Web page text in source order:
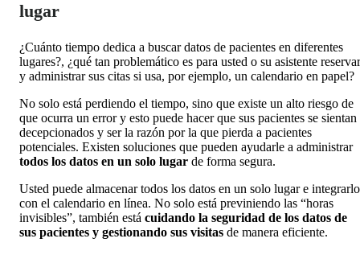
lugar
¿Cuánto tiempo dedica a buscar datos de pacientes en diferentes
lugares?, ¿qué tan problemático es para usted o su asistente reservar
y administrar sus citas si usa, por ejemplo, un calendario en papel?
No solo está perdiendo el tiempo, sino que existe un alto riesgo de
que ocurra un error y esto puede hacer que sus pacientes se sientan
decepcionados y ser la razón por la que pierda a pacientes
potenciales. Existen soluciones que pueden ayudarle a administrar
todos los datos en un solo lugar de forma segura.
Usted puede almacenar todos los datos en un solo lugar e
con el calendario en línea. No solo está previniendo las “horas
invisibles”, también está cuidando la seguridad de los datos de
sus pacientes y gestionando sus visitas de manera eficiente.